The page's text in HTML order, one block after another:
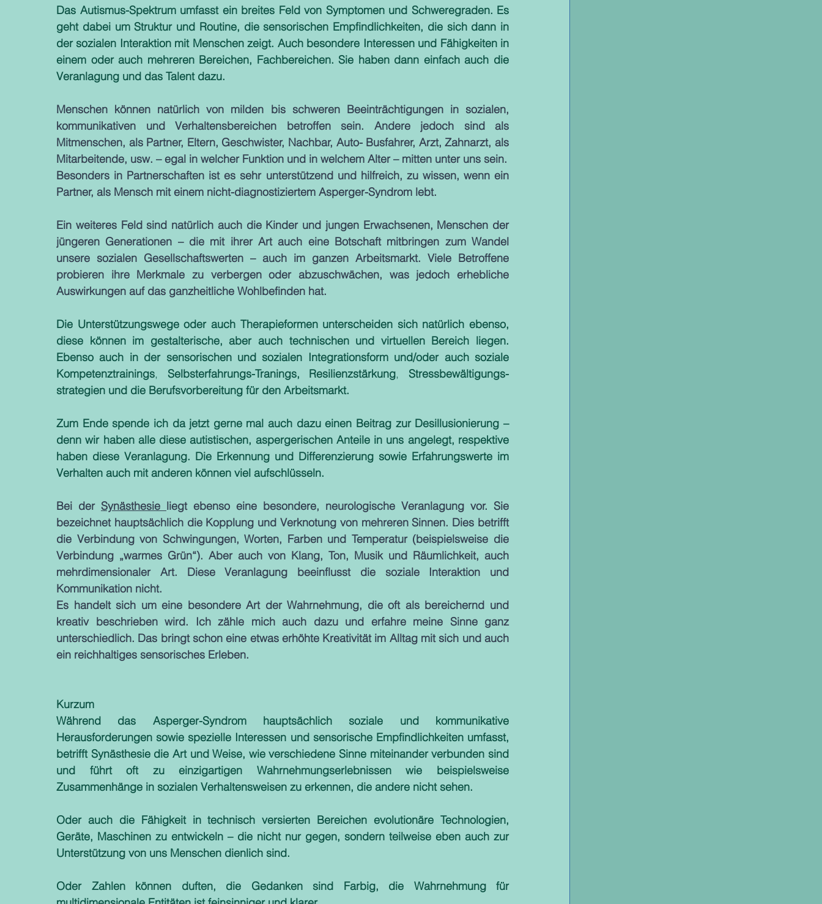
Das Autismus-Spektrum umfasst ein breites Feld von Symptomen und Schweregraden. Es
geht dabei um Struktur und Routine, die sensorischen Empfindlichkeiten, die sich dann in
der sozialen Interaktion mit Menschen zeigt. Auch besondere Interessen und Fähigkeiten in
einem oder auch mehreren Bereichen, Fachbereichen. Sie haben dann einfach auch die
Veranlagung und das Talent dazu.
Menschen können natürlich von milden bis schweren Beeinträchtigungen in sozialen,
kommunikativen und Verhaltensbereichen betroffen sein. Andere jedoch sind als
Mitmenschen, als Partner, Eltern, Geschwister, Nachbar, Auto- Busfahrer, Arzt, Zahnarzt, als
Besonders in Partnerschaften ist es sehr unterstützend und hilfreich, zu wissen, wenn ein
Partner, als Mensch mit einem nicht-diagnostiziertem Asperger-Syndrom lebt.
Ein weiteres Feld sind natürlich auch die Kinder und jungen Erwachsenen, Menschen der
jüngeren Generationen – die mit ihrer Art auch eine Botschaft mitbringen zum Wandel
unsere sozialen Gesellschaftswerten – auch im ganzen Arbeitsmarkt. Viele Betroffene
probieren ihre Merkmale zu verbergen oder abzuschwächen, was jedoch erhebliche
Auswirkungen auf das ganzheitliche Wohlbefinden hat.
Die Unterstützungswege oder auch Therapieformen unterscheiden sich natürlich ebenso,
diese können im gestalterische, aber auch technischen und virtuellen Bereich liegen.
Ebenso auch in der sensorischen und sozialen Integrationsform und/oder auch soziale
Kompetenztrainings, Selbsterfahrungs-Tranings, Resilienzstärkung, Stressbewältigungs-
strategien und die Berufsvorbereitung für den Arbeitsmarkt.
Zum Ende spende ich da jetzt gerne mal auch dazu einen Beitrag zur Desillusionierung –
denn wir haben alle diese autistischen, aspergerischen Anteile in uns angelegt, respektive
haben diese Veranlagung. Die Erkennung und Differenzierung sowie Erfahrungswerte im
Verhalten auch mit anderen können viel aufschlüsseln.
Bei der Synästhesie liegt ebenso eine besondere, neurologische Veranlagung vor. Sie
bezeichnet hauptsächlich die Kopplung und Verknotung von mehreren Sinnen. Dies betrifft
die Verbindung von Schwingungen, Worten, Farben und Temperatur (beispielsweise die
Verbindung „warmes Grün“). Aber auch von Klang, Ton, Musik und Räumlichkeit, auch
mehrdimensionaler Art. Diese Veranlagung beeinflusst die soziale Interaktion und
Kommunikation nicht.
Es handelt sich um eine besondere Art der Wahrnehmung, die oft als bereichernd und
kreativ beschrieben wird. Ich zähle mich auch dazu und erfahre meine Sinne ganz
unterschiedlich. Das bringt schon eine etwas erhöhte Kreativität im Alltag mit sich und auch
ein reichhaltiges sensorisches Erleben.
Kurzum
Während das Asperger-Syndrom hauptsächlich soziale und kommunikative
Herausforderungen sowie spezielle Interessen und sensorische Empfindlichkeiten umfasst,
betrifft Synästhesie die Art und Weise, wie verschiedene Sinne miteinander verbunden sind
und führt oft zu einzigartigen Wahrnehmungserlebnissen wie beispielsweise
Zusammenhänge in sozialen Verhaltensweisen zu erkennen, die andere nicht sehen.
Oder auch die Fähigkeit in technisch versierten Bereichen evolutionäre Technologien,
Geräte, Maschinen zu entwickeln – die nicht nur gegen, sondern teilweise eben auch zur
Unterstützung von uns Menschen dienlich sind.
Oder Zahlen können duften, die Gedanken sind Farbig, die Wahrnehmung für